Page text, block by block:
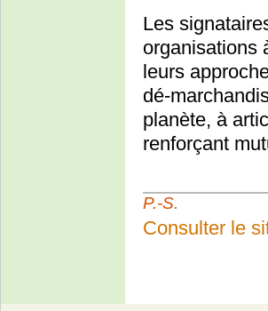
Les
organisations
leurs
dé-
planète, à
renforçant
P.-S.
Consulter le